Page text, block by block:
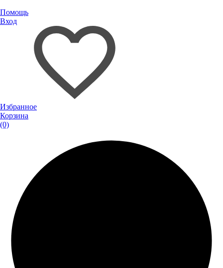
Помощь
Вход
Избранное
Корзина
(0)